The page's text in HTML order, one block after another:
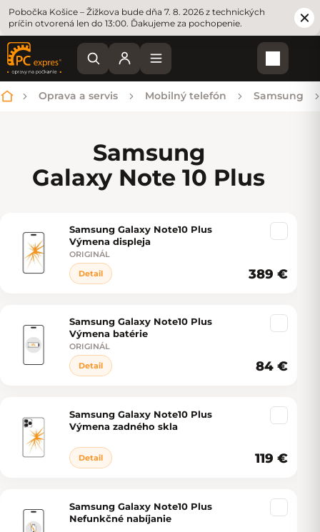
Pobočka Košice – Žižkova bude dňa 7. 8. 2026 z technických
príčin otvorená len do 13:00. Ďakujeme za pochopenie.
Domov
Oprava a servis Mobilný telefón Samsung
Samsung
Galaxy Note 10 Plus
Výpis produktov
Samsung Galaxy Note10 Plus
Výmena displeja
ORIGINÁL
Detail
389 €
Samsung Galaxy Note10 Plus
Výmena batérie
ORIGINÁL
Detail
84 €
Samsung Galaxy Note10 Plus
Výmena zadného skla
Detail 119 €
Samsung Galaxy Note10 Plus
Nefunkčné nabíjanie